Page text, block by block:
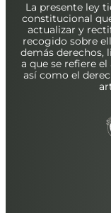
La presente ley
constitucional
actualizar y
recogido sobre
demás derechos,
a que se refiere
así como el